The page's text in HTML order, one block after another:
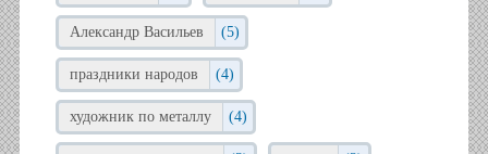
Александр Васильев (5)
праздники народов (4)
художник по металлу (4)